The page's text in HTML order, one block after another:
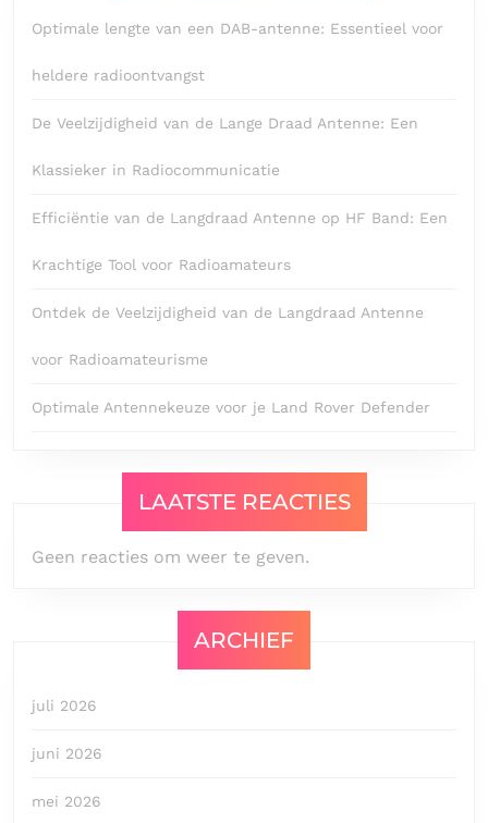
Optimale lengte van een DAB-antenne: Essentieel voor
heldere radioontvangst
De Veelzijdigheid van de Lange Draad Antenne: Een
Klassieker in Radiocommunicatie
Efficiëntie van de Langdraad Antenne op HF Band: Een
Krachtige Tool voor Radioamateurs
Ontdek de Veelzijdigheid van de Langdraad Antenne
voor Radioamateurisme
Optimale Antennekeuze voor je Land Rover Defender
LAATSTE REACTIES
Geen reacties om weer te geven.
ARCHIEF
juli 2026
juni 2026
mei 2026